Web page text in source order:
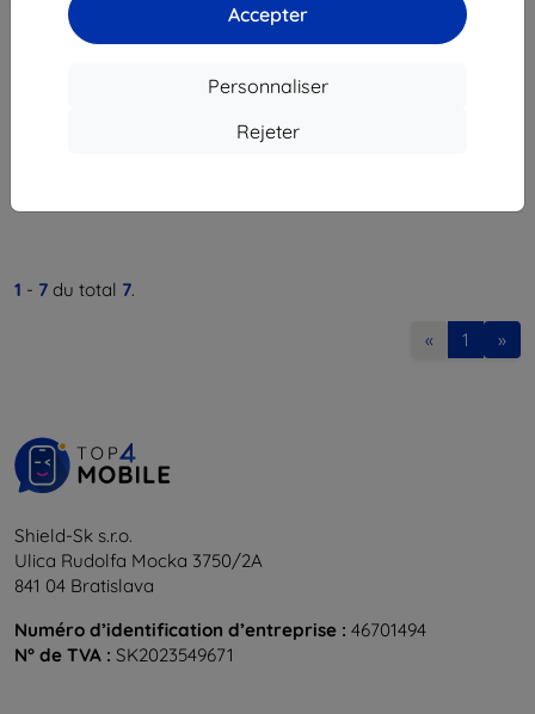
Accepter
Personnaliser
Rejeter
Anycubic Build Plate for the
Photon Mono 4 Ultra
1 - 7 du total 7.
« 1 »
Shield-Sk s.r.o.
Ulica Rudolfa Mocka 3750/2A
841 04 Bratislava
Numéro d’identification d’entreprise : 46701494
N° de TVA : SK2023549671